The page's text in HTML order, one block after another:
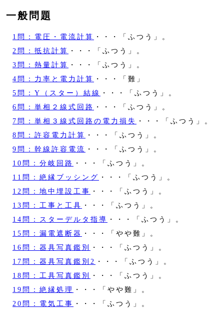
一般問題
1問：電圧・電流計算 ・・・「ふつう」。
2問：抵抗計算 ・・・「ふつう」。
3問：熱量計算 ・・・「ふつう」。
4問：力率と電力計算 ・・・「難」
5問：Y（スター）結線
・・・「ふつう」。
6問：単相２線式回路
・・・「ふつう」。
7問：単相３線式回路の電力損失
・・・「ふつう」。
8問：許容電力計算 ・・・「ふつう」。
9問：幹線許容電流 ・・・「ふつう」。
10問：分岐回路
・・・「ふつう」。
11問：絶縁ブッシング ・・・「ふつう」。
12問：地中埋設工事 ・・・「ふつう」。
13問：工事と工具 ・・・「ふつう」。
14問：スターデルタ指導 ・・・「ふつう」。
15問：漏電遮断器
・・・「やや難」。
16問：器具写真鑑別
・・・「ふつう」。
17問：器具写真鑑別2 ・・・「ふつう」。
18問：工具写真鑑別
・・・「ふつう」。
19問：絶縁処理
・・・「やや難」。
20問：電気工事 ・・・「ふつう」。